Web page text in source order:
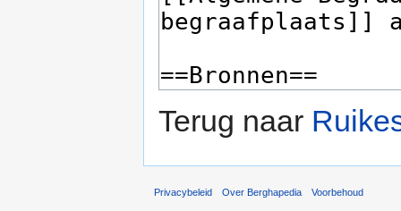
Terug naar
Privacybeleid Over Berghapedia Voorbehoud